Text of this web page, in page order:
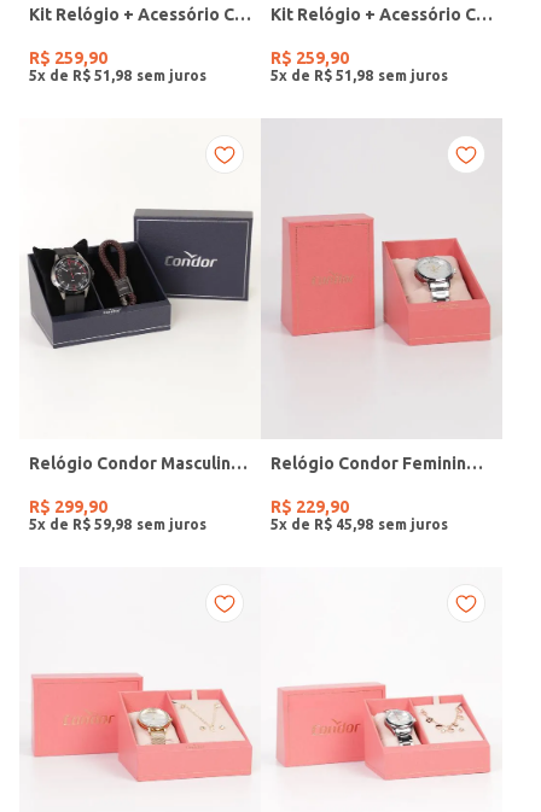
Kit Relógio + Acessório Condor Feminino DOURADO
R$ 259,90
5x de R$ 51 98
Kit Relógio + Acessório Condor Feminino DOURADO
R$ 259,90
5x de R$ 51 98
Relógio Condor Masculino PRETO
R$ 299,90
5x de R$ 59 98
Relógio Condor Feminino PRATA
R$ 229,90
5x de R$ 45 98